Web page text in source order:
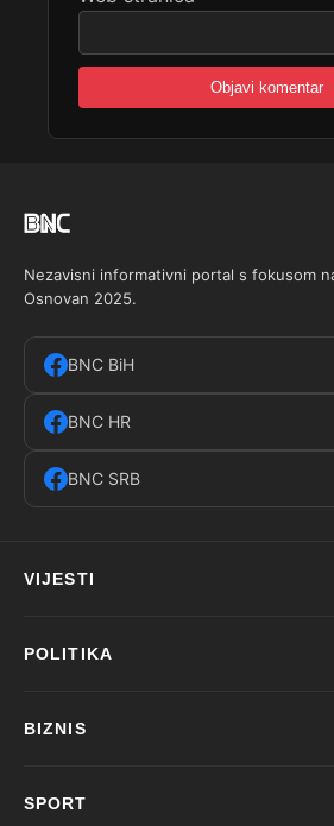
Nezavisni informativni portal s fokusom
Osnovan 2025.
BNC BiH
BNC HR
BNC SRB
VIJESTI
POLITIKA
BIZNIS
SPORT